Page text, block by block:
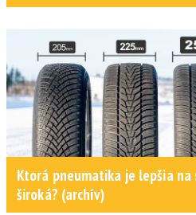
Ktorá pneumatika je lepšia na
široká? (archív)